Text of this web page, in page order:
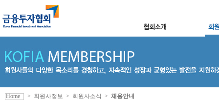
Home > 회원사정보 > 회원사소식 > 채용안내